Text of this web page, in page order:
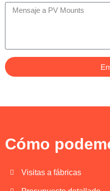
Cómo
Visitas a fábricas